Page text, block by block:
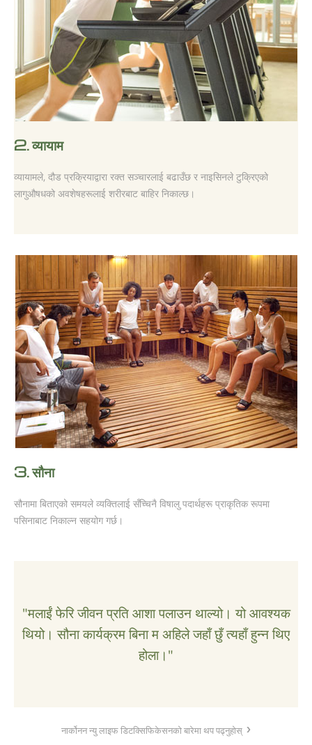
2.व्यायाम
व्यायामले, दौड प्रक्रियाद्वारा रक्त सञ्चारलाई बढाउँछ र नाइसिनले टुक्रिएको
लागुऔषधको अवशेषहरूलाई शरीरबाट बाहिर निकाल्छ।
3.सौना
सौनामा बिताएको समयले व्यक्तिलाई सँच्चिनै विषालु पदार्थहरू प्राकृतिक रूपमा
पसिनाबाट निकाल्न सहयोग गर्छ।
"मलाईं फेरि जीवन प्रति आशा पलाउन थाल्यो। यो आवश्यक
थियो। सौना कार्यक्रम बिना म अहिले जहाँ छुँ त्यहाँ हुन्न थिए
होला।"
नार्कोनन न्यु लाइफ डिटक्सिफिकेसनको बारेमा थप पढ्नुहोस्